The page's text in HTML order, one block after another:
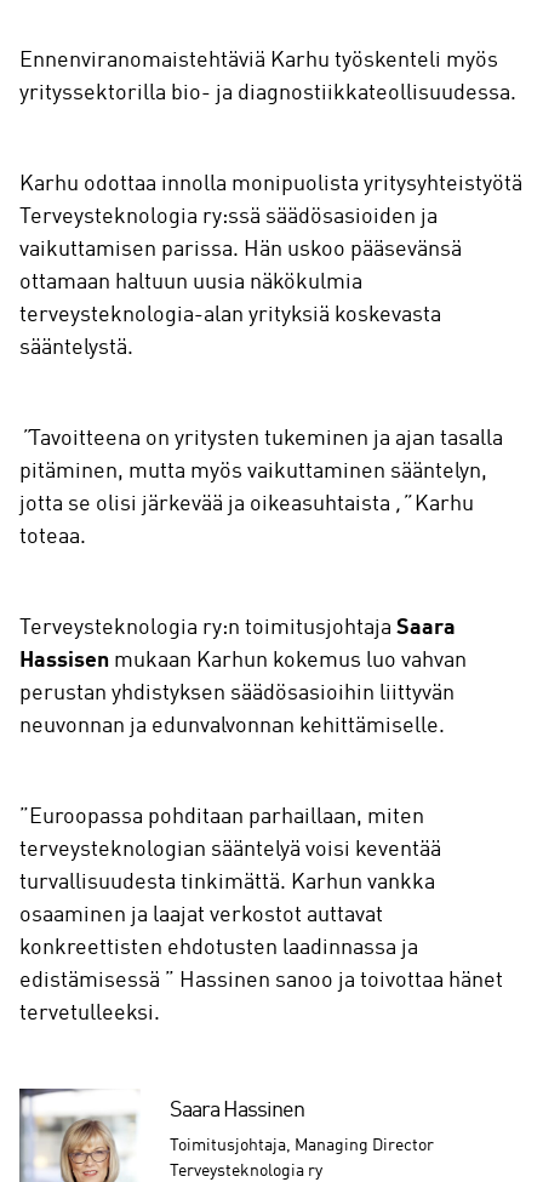
Ennenviranomaistehtäviä Karhu työskenteli myös
yrityssektorilla bio- ja diagnostiikkateollisuudessa.
Karhu odottaa innolla monipuolista yritysyhteistyötä
Terveysteknologia ry:ssä säädösasioiden ja
vaikuttamisen parissa. Hän uskoo pääsevänsä
ottamaan haltuun uusia näkökulmia
terveysteknologia-alan yrityksiä koskevasta
sääntelystä.
”Tavoitteena on yritysten tukeminen ja ajan tasalla
pitäminen, mutta myös vaikuttaminen sääntelyn,
jotta se olisi järkevää ja oikeasuhtaista ,”Karhu
toteaa.
Terveysteknologia ry:n toimitusjohtaja Saara
Hassisen mukaan Karhun kokemus luo vahvan
perustan yhdistyksen säädösasioihin liittyvän
neuvonnan ja edunvalvonnan kehittämiselle.
”Euroopassa pohditaan parhaillaan, miten
terveysteknologian sääntelyä voisi keventää
turvallisuudesta tinkimättä. Karhun vankka
osaaminen ja laajat verkostot auttavat
konkreettisten ehdotusten laadinnassa ja
edistämisessä ” Hassinen sanoo ja toivottaa hänet
tervetulleeksi.
Saara Hassinen
Toimitusjohtaja, Managing Director
Terveysteknologia ry